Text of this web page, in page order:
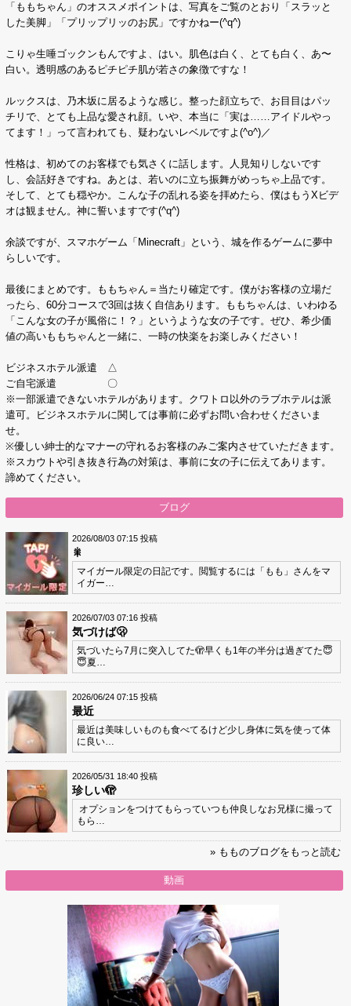
「ももちゃん」のオススメポイントは、写真をご覧のとおり「スラッと
した美脚」「プリップリッのお尻」ですかねー(^q^)
こりゃ生唾ゴックンもんですよ、はい。肌色は白く、とても白く、あ〜
白い。透明感のあるピチピチ肌が若さの象徴ですな！
ルックスは、乃木坂に居るような感じ。整った顔立ちで、お目目はパッ
チリで、とても上品な愛され顔。いや、本当に「実は……アイドルやっ
てます！」って言われても、疑わないレベルですよ(^o^)／
性格は、初めてのお客様でも気さくに話します。人見知りしないです
し、会話好きですね。あとは、若いのに立ち振舞がめっちゃ上品です。
そして、とても穏やか。こんな子の乱れる姿を拝めたら、僕はもうXビデ
オは観ません。神に誓いますです(^q^)
余談ですが、スマホゲーム「Minecraft」という、城を作るゲームに夢中
らしいです。
最後にまとめです。ももちゃん＝当たり確定です。僕がお客様の立場だ
ったら、60分コースで3回は抜く自信あります。ももちゃんは、いわゆる
「こんな女の子が風俗に！？」というような女の子です。ぜひ、希少価
値の高いももちゃんと一緒に、一時の快楽をお楽しみください！
ビジネスホテル派遣 △
ご自宅派遣 〇
※一部派遣できないホテルがあります。クワトロ以外のラブホテルは派
遣可。ビジネスホテルに関しては事前に必ずお問い合わせくださいま
せ。
※優しい紳士的なマナーの守れるお客様のみご案内させていただきます。
※スカウトや引き抜き行為の対策は、事前に女の子に伝えてあります。
諦めてください。
ブログ
2026/08/03 07:15 投稿
🎇
マイガール限定の日記です。閲覧するには「もも」さんをマ
イガー…
2026/07/03 07:16 投稿
気づけば🫢
気づいたら7月に突入してた🫣早くも1年の半分は過ぎてた😇
😇夏…
2026/06/24 07:15 投稿
最近
最近は美味しいものも食べてるけど少し身体に気を使って体
に良い…
2026/05/31 18:40 投稿
珍しい🫣
オプションをつけてもらっていつも仲良しなお兄様に撮って
もら…
» もものブログをもっと読む
動画